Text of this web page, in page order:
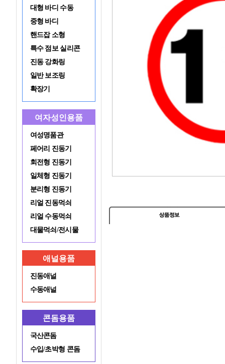
대형 바디 수동
중형 바디
핸드잡 소형
특수 점보 실리콘
진동 강화링
일반 보조링
확장기
여자성인용품
여성명품관
페어리 진동기
회전형 진동기
일체형 진동기
분리형 진동기
리얼 진동먹쇠
리얼 수동먹쇠
대물먹쇠/전시물
애널용품
진동애널
수동애널
콘돔용품
국산콘돔
수입/초박형 콘돔